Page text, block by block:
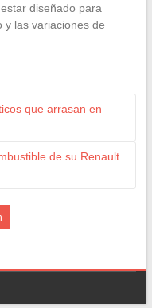
diseñado para
y las variaciones de
que arrasan en
de su Renault